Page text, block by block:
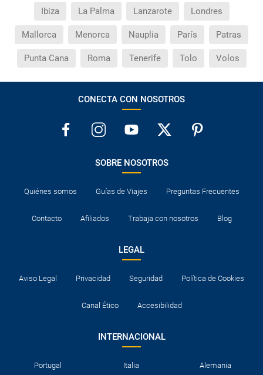
Ibiza La Palma Lanzarote Londres
Mallorca Menorca Nauplia París Patras
Punta Cana Roma Tenerife Tolo Volos
CONECTA CON NOSOTROS
SOBRE NOSOTROS
Quiénes somos Guías de Viajes Preguntas Frecuentes
Contacto Afiliados Trabaja con nosotros Blog
LEGAL
Aviso Legal Privacidad Seguridad Política de Cookies
Canal Ético Accesibilidad
INTERNACIONAL
Portugal Italia Alemania